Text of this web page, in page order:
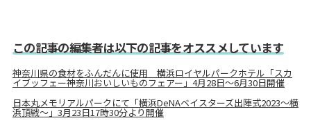
この記事の編集者は以下の記事をオススメしています
神奈川県の食材をふんだんに使用 横浜ロイヤルパークホテル「スカ
イブッフェー神奈川おいしいものフェアー」4月28日～6月30日開催
日本丸メモリアルパークにて「横浜DeNAベイスターズ出陣式2023～横
浜頂戦～」3月23日17時30分より開催